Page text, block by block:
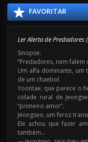
FAVORITAR
Ler Alerta de Predadores
Sinopse:
“Predadores, nem falem
Um alfa dominante,
de um chaebol.
Yoontae, que parece o
cidade rural de
“primeiro amor”.
Jeongseo, um feroz
Ele achou que fazer
também…